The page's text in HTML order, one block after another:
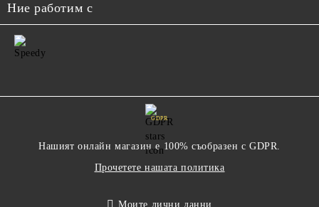
Ние работим с
GDPR
Нашият онлайн магазин е 100% съобразен с GDPR.
Прочетете нашата политика
Моите лични данни